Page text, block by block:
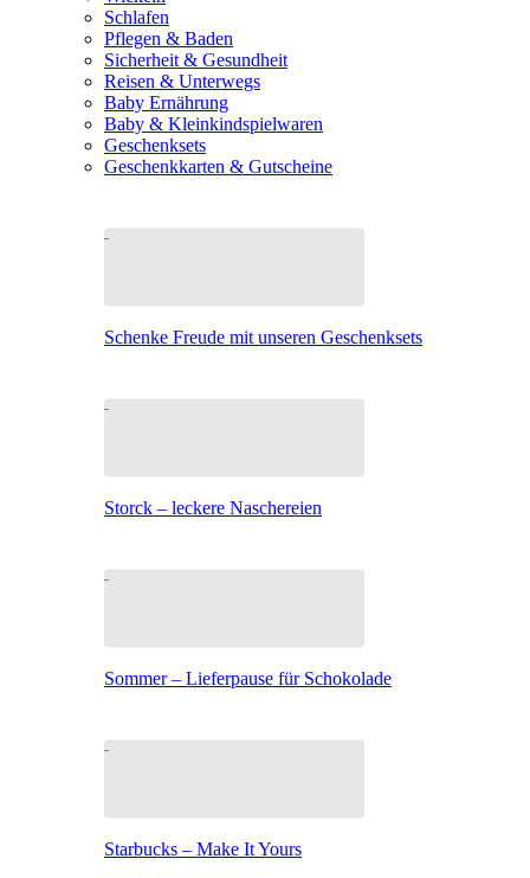
Schlafen
Pflegen & Baden
Sicherheit & Gesundheit
Reisen & Unterwegs
Baby Ernährung
Baby & Kleinkindspielwaren
Geschenksets
Geschenkkarten & Gutscheine
Schenke Freude mit unseren Geschenksets
Storck – leckere Naschereien
Sommer – Lieferpause für Schokolade
Starbucks – Make It Yours